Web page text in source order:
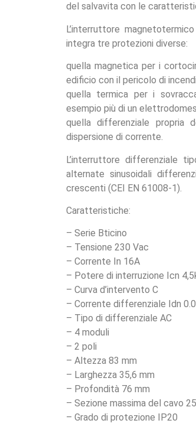
del salvavita con le
L’interruttore
integra tre protezioni diverse:
quella magnetica per i
edificio con il pericolo di
quella termica per i
esempio più di un
quella differenziale
dispersione di corrente.
L’interruttore differenziale
alternate sinusoidali
crescenti (CEI EN 61008-1).
Caratteristiche:
– Serie Bticino
– Tensione 230 Vac
– Corrente In 16A
– Potere di interruzione Icn
– Curva d’intervento C
– Corrente differenziale Idn
– Tipo di differenziale AC
– 4 moduli
– 2 poli
– Altezza 83 mm
– Larghezza 35,6 mm
– Profondità 76 mm
– Sezione massima del cavo
– Grado di protezione IP20